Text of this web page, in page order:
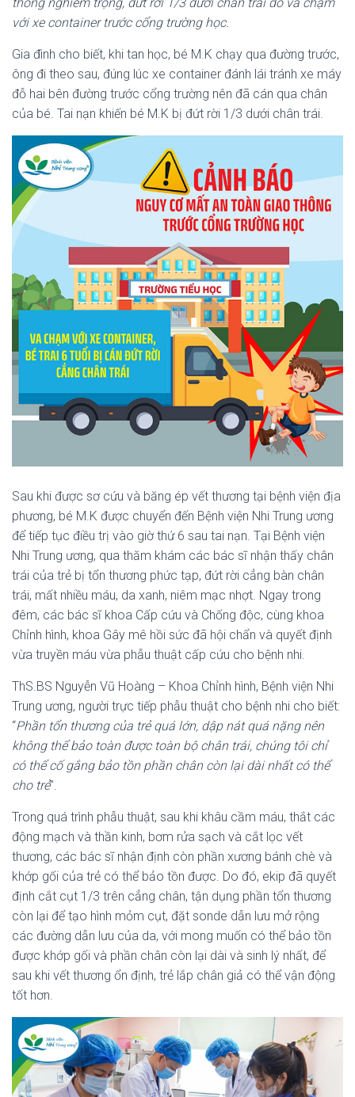
với xe container trước cổng trường học.
Gia đình cho biết, khi tan học, bé M.K chạy qua đường trước,
ông đi theo sau, đúng lúc xe container đánh lái tránh xe máy
đỗ hai bên đường trước cổng trường nên đã cán qua chân
của bé. Tai nạn khiến bé M.K bị đứt rời 1/3 dưới chân trái.
Sau khi được sơ cứu và băng ép vết thương tại bệnh viện địa
phương, bé M.K được chuyển đến Bệnh viện Nhi Trung ương
để tiếp tục điều trị vào giờ thứ 6 sau tai nạn. Tại Bệnh viện
Nhi Trung ương, qua thăm khám các bác sĩ nhận thấy chân
trái của trẻ bị tổn thương phức tạp, đứt rời cẳng bàn chân
trái, mất nhiều máu, da xanh, niêm mạc nhợt. Ngay trong
đêm, các bác sĩ khoa Cấp cứu và Chống độc, cùng khoa
Chỉnh hình, khoa Gây mê hồi sức đã hội chẩn và quyết định
vừa truyền máu vừa phẫu thuật cấp cứu cho bệnh nhi.
ThS.BS Nguyễn Vũ Hoàng – Khoa Chỉnh hình, Bệnh viện Nhi
Trung ương, người trực tiếp phẫu thuật cho bệnh nhi cho biết:
“Phần tổn thương của trẻ quá lớn, dập nát quá nặng nên
không thể bảo toàn được toàn bộ chân trái, chúng tôi chỉ
có thể cố gắng bảo tồn phần chân còn lại dài nhất có thể
cho trẻ”.
Trong quá trình phẫu thuật, sau khi khâu cầm máu, thắt các
động mạch và thần kinh, bơm rửa sạch và cắt lọc vết
thương, các bác sĩ nhận định còn phần xương bánh chè và
khớp gối của trẻ có thể bảo tồn được. Do đó, ekip đã quyết
định cắt cụt 1/3 trên cẳng chân, tận dụng phần tổn thương
còn lại để tạo hình mỏm cụt, đặt sonde dẫn lưu mở rộng
các đường dẫn lưu của da, với mong muốn có thể bảo tồn
được khớp gối và phần chân còn lại dài và sinh lý nhất, để
sau khi vết thương ổn định, trẻ lắp chân giả có thể vận động
tốt hơn.